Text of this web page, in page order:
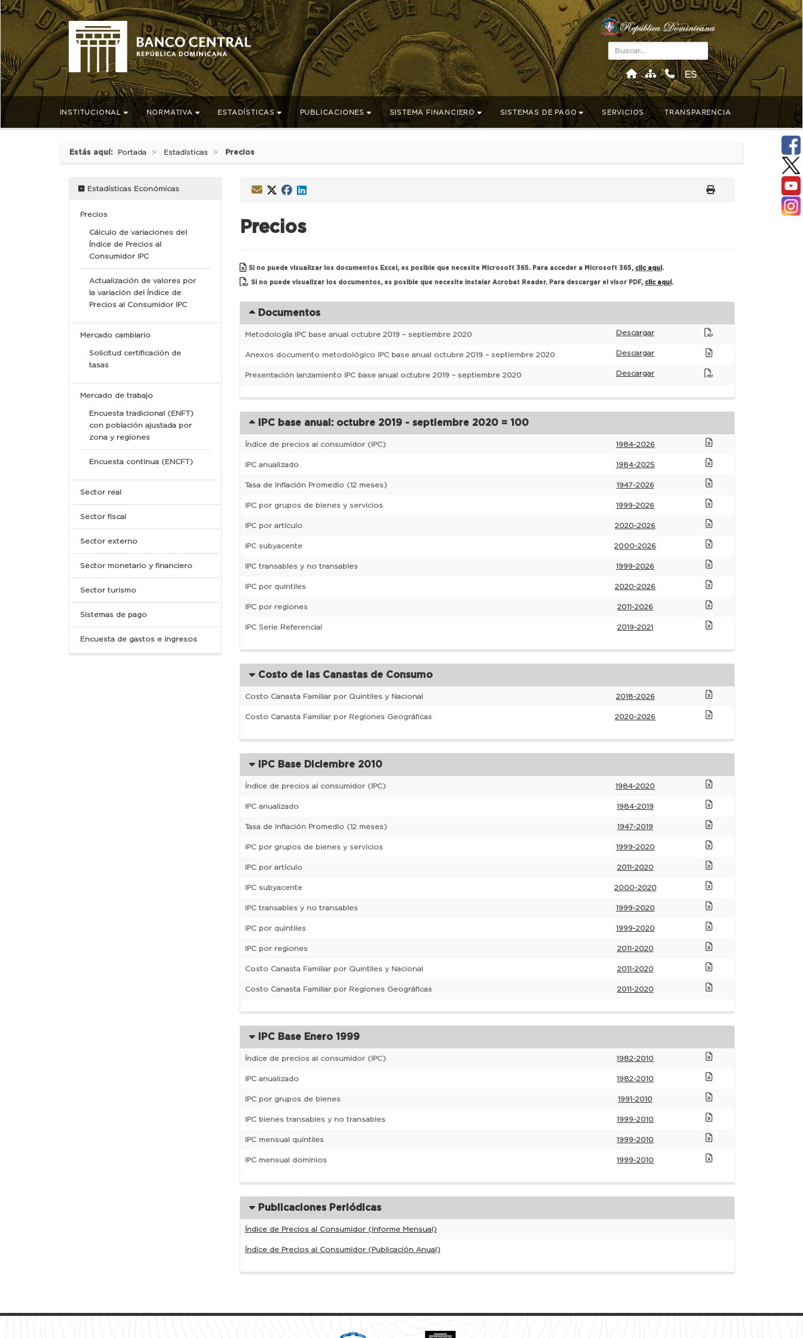
ES
INSTITUCIONAL NORMATIVA ESTADÍSTICAS PUBLICACIONES SISTEMA FINANCIERO SISTEMAS DE PAGO SERVICIOS TRANSPARENCIA
Estás aquí: Portada Estadísticas Precios
Estadísticas Económicas
Precios
Cálculo de variaciones del
Índice de Precios al
Consumidor IPC
Actualización de valores por
la variación del Índice de
Precios al Consumidor IPC
Mercado cambiario
Solicitud certificación de
tasas
Mercado de trabajo
Encuesta tradicional (ENFT)
con población ajustada por
zona y regiones
Encuesta continua (ENCFT)
Sector real
Sector fiscal
Sector externo
Sector monetario y financiero
Sector turismo
Sistemas de pago
Encuesta de gastos e ingresos
Precios
Si no puede visualizar los documentos Excel, es posible que necesite Microsoft 365. Para acceder a Microsoft 365, clic aquí.
Si no puede visualizar los documentos, es posible que necesite instalar Acrobat Reader. Para descargar el visor PDF, clic aquí.
Documentos
Metodología IPC base anual octubre 2019 – septiembre 2020 Descargar
Anexos documento metodológico IPC base anual octubre 2019 – septiembre 2020 Descargar
Presentación lanzamiento IPC base anual octubre 2019 – septiembre 2020 Descargar
IPC base anual: octubre 2019 - septiembre 2020 = 100
Índice de precios al consumidor (IPC) 1984-2026
IPC anualizado 1984-2025
Tasa de Inflación Promedio (12 meses) 1947-2026
IPC por grupos de bienes y servicios 1999-2026
IPC por artículo 2020-2026
IPC subyacente 2000-2026
IPC transables y no transables 1999-2026
IPC por quintiles 2020-2026
IPC por regiones 2011-2026
IPC Serie Referencial 2019-2021
Costo de las Canastas de Consumo
Costo Canasta Familiar por Quintiles y Nacional 2018-2026
Costo Canasta Familiar por Regiones Geográficas 2020-2026
IPC Base Diciembre 2010
Índice de precios al consumidor (IPC) 1984-2020
IPC anualizado 1984-2019
Tasa de Inflación Promedio (12 meses) 1947-2019
IPC por grupos de bienes y servicios 1999-2020
IPC por artículo 2011-2020
IPC subyacente 2000-2020
IPC transables y no transables 1999-2020
IPC por quintiles 1999-2020
IPC por regiones 2011-2020
Costo Canasta Familiar por Quintiles y Nacional 2011-2020
Costo Canasta Familiar por Regiones Geográficas 2011-2020
IPC Base Enero 1999
Índice de precios al consumidor (IPC) 1982-2010
IPC anualizado 1982-2010
IPC por grupos de bienes 1991-2010
IPC bienes transables y no transables 1999-2010
IPC mensual quintiles 1999-2010
IPC mensual dominios 1999-2010
Publicaciones Periódicas
Índice de Precios al Consumidor (Informe Mensual)
Índice de Precios al Consumidor (Publicación Anual)